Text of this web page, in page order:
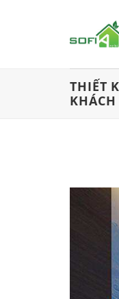
THIẾT
KHÁCH